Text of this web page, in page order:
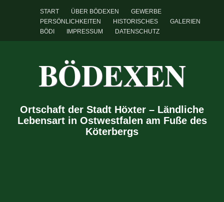
START ÜBER BÖDEXEN
GEWERBE
PERSÖNLICHKEITEN
HISTORISCHES
GALERIEN
BÖDI
IMPRESSUM DATENSCHUTZ
BÖDEXEN
Ortschaft der Stadt Höxter – Ländliche
Lebensart in Ostwestfalen am Fuße des
Köterbergs